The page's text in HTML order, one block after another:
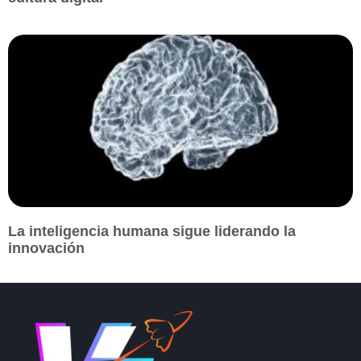
La inteligencia humana sigue liderando la
innovación